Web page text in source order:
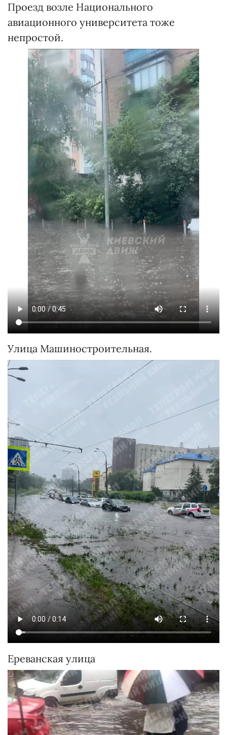
Проезд возле Национального
авиационного университета тоже
непростой.
Улица Машиностроительная.
Ереванская улица